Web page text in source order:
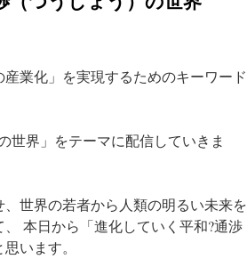
業化」を実現するためのキーワード
世界」をテーマに配信していきま
世界の若者から人類の明るい未来を
本日から「進化していく平和?通渉
います。